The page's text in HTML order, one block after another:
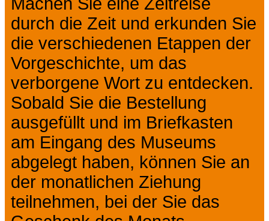
durch die Zeit und erkunden Sie
die verschiedenen Etappen der
Vorgeschichte, um das
verborgene Wort zu entdecken.
Sobald Sie die Bestellung
ausgefüllt und im Briefkasten
am Eingang des Museums
abgelegt haben, können Sie an
der monatlichen Ziehung
teilnehmen, bei der Sie das